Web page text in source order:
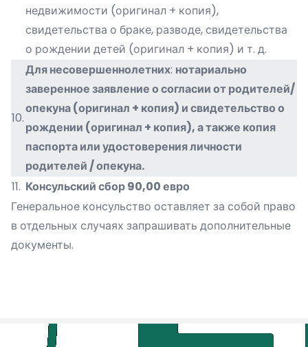
недвижимости (оригинал + копия),
свидетельства о браке, разводе, свидетельства
о рождении детей (оригинал + копия) и т. д.
10.
Для несовершеннолетних: нотариально
заверенное заявление о согласии от родителей/
опекуна (оригинал + копия) и свидетельство о
рождении (оригинал + копия), а также копия
паспорта или удостоверения личности
родителей / опекуна.
11. Консульский сбор 90,00 евро
Генеральное консульство оставляет за собой право
в отдельных случаях запрашивать дополнительные
документы.